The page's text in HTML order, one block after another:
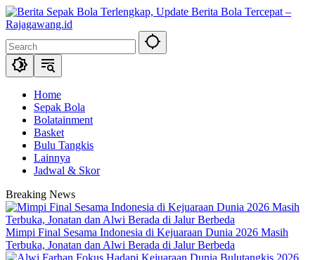
Skip
to
Home
Sepak Bola
Bolatainment
Basket
Bulu Tangkis
Lainnya
Jadwal & Skor
Breaking News
Mimpi Final Sesama Indonesia di Kejuaraan Dunia 2026 Masih
Terbuka, Jonatan dan Alwi Berada di Jalur Berbeda